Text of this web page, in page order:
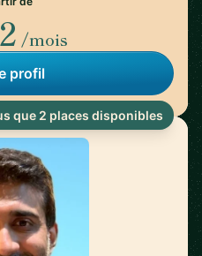
/mois
profil
que 2 places disponibles